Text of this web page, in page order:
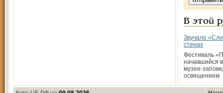
В этой
Звучало
стенах
Фестиваль
начавшийся
музее-
освящением